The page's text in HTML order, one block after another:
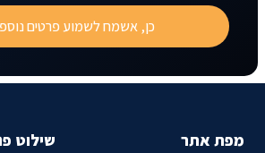
כן, אשמח לשמוע פרטים
מפת אתר שילוט